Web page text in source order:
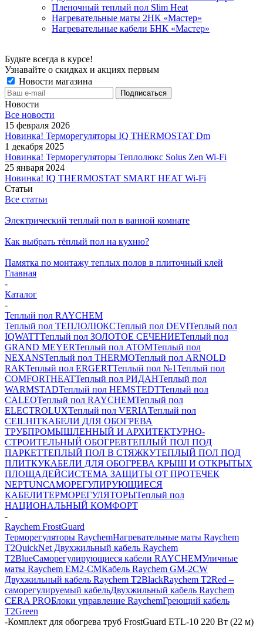
Пленочный теплый пол Slim Heat
Нагревательные маты 2НК «Мастер»
Нагревательные кабели БНК «Мастер»
Будьте всегда в курсе!
Узнавайте о скидках и акциях первым
Новости магазина
Новости
Все новости
15 февраля 2026
Новинка! Терморегуляторы IQ THERMOSTAT Dm
1 декабря 2025
Новинка! Терморегуляторы Теплолюкс Solus Zen Wi-Fi
25 января 2024
Новинка! IQ THERMOSTAT SMART HEAT Wi-Fi
Статьи
Все статьи
Электрический теплый пол в ванной комнате
Как выбрать тёплый пол на кухню?
Памятка по монтажу теплых полов в плиточный клей
Главная
-
Каталог
-
Теплый пол RAYCHEM
Теплый пол ТЕПЛОЛЮКСТеплый пол DEVIТеплый пол
IQWATTТеплый пол ЗОЛОТОЕ СЕЧЕНИЕТеплый пол
GRAND MEYERТеплый пол ATOMТеплый пол
NEXANSТеплый пол THERMOТеплый пол ARNOLD
RAKТеплый пол ERGERTТеплый пол №1Теплый пол
COMFORTHEATТеплый пол РИДАНТеплый пол
WARMSTADТеплый пол HEMSTEDTТеплый пол
CALEOТеплый пол RAYCHEMТеплый пол
ELECTROLUXТеплый пол VERIAТеплый пол
CEILHITКАБЕЛИ ДЛЯ ОБОГРЕВА
ТРУБПРОМЫШЛЕННЫЙ И АРХИТЕКТУРНО-
СТРОИТЕЛЬНЫЙ ОБОГРЕВТЕПЛЫЙ ПОЛ ПОД
ПАРКЕТТЕПЛЫЙ ПОЛ В СТЯЖКУТЕПЛЫЙ ПОЛ ПОД
ПЛИТКУКАБЕЛИ ДЛЯ ОБОГРЕВА КРЫШ И ОТКРЫТЫХ
ПЛОЩАДЕЙСИСТЕМА ЗАЩИТЫ ОТ ПРОТЕЧЕК
NEPTUNСАМОРЕГУЛИРУЮЩИЕСЯ
КАБЕЛИТЕРМОРЕГУЛЯТОРЫТеплый пол
НАЦИОНАЛЬНЫЙ КОМФОРТ
-
Raychem FrostGuard
Терморегуляторы RaychemНагревательные маты Raychem
T2QuickNet Двухжильный кабель Raychem
T2BlueСаморегулирующиеся кабели RAYCHEMУличные
маты Raychem EM2-CMКабель Raychem GM-2CW
Двухжильный кабель Raychem T2BlackRaychem T2Red –
саморегулируемый кабельДвухжильный кабель Raychem
CERA PROБлоки управление RaychemГреющий кабель
T2Green
-Комплект для обогрева труб FrostGuard ETL-10 220 Вт (22 м)